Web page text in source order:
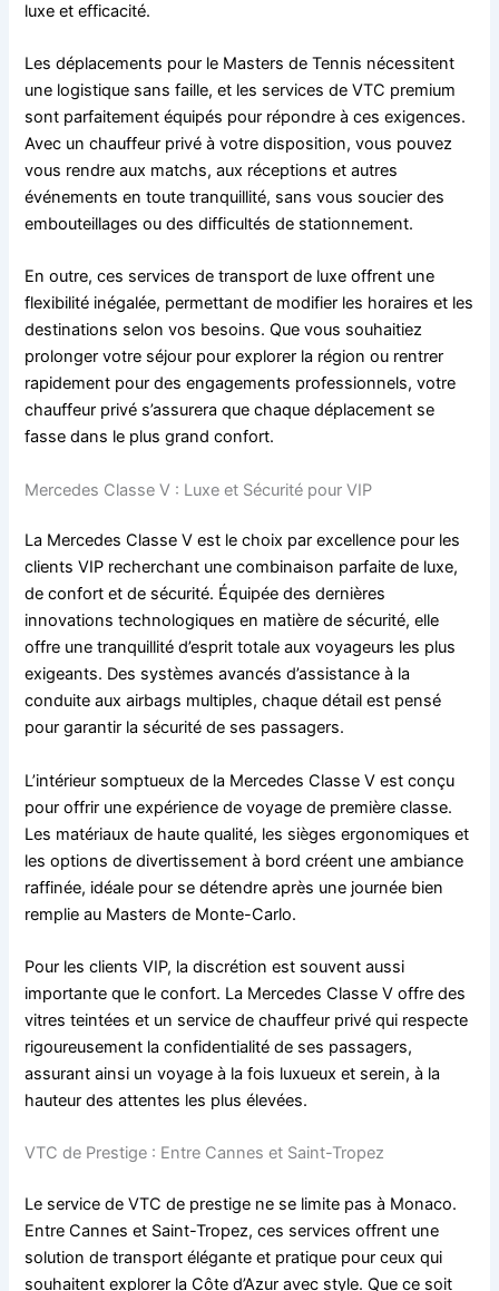
luxe et efficacité.
Les déplacements pour le Masters de Tennis nécessitent
une logistique sans faille, et les services de VTC premium
sont parfaitement équipés pour répondre à ces exigences.
Avec un chauffeur privé à votre disposition, vous pouvez
vous rendre aux matchs, aux réceptions et autres
événements en toute tranquillité, sans vous soucier des
embouteillages ou des difficultés de stationnement.
En outre, ces services de transport de luxe offrent une
flexibilité inégalée, permettant de modifier les horaires et les
destinations selon vos besoins. Que vous souhaitiez
prolonger votre séjour pour explorer la région ou rentrer
rapidement pour des engagements professionnels, votre
chauffeur privé s’assurera que chaque déplacement se
fasse dans le plus grand confort.
Mercedes Classe V : Luxe et Sécurité pour VIP
La Mercedes Classe V est le choix par excellence pour les
clients VIP recherchant une combinaison parfaite de luxe,
de confort et de sécurité. Équipée des dernières
innovations technologiques en matière de sécurité, elle
offre une tranquillité d’esprit totale aux voyageurs les plus
exigeants. Des systèmes avancés d’assistance à la
conduite aux airbags multiples, chaque détail est pensé
pour garantir la sécurité de ses passagers.
L’intérieur somptueux de la Mercedes Classe V est conçu
pour offrir une expérience de voyage de première classe.
Les matériaux de haute qualité, les sièges ergonomiques et
les options de divertissement à bord créent une ambiance
raffinée, idéale pour se détendre après une journée bien
remplie au Masters de Monte-Carlo.
Pour les clients VIP, la discrétion est souvent aussi
importante que le confort. La Mercedes Classe V offre des
vitres teintées et un service de chauffeur privé qui respecte
rigoureusement la confidentialité de ses passagers,
assurant ainsi un voyage à la fois luxueux et serein, à la
hauteur des attentes les plus élevées.
VTC de Prestige : Entre Cannes et Saint-Tropez
Le service de VTC de prestige ne se limite pas à Monaco.
Entre Cannes et Saint-Tropez, ces services offrent une
solution de transport élégante et pratique pour ceux qui
souhaitent explorer la Côte d’Azur avec style. Que ce soit